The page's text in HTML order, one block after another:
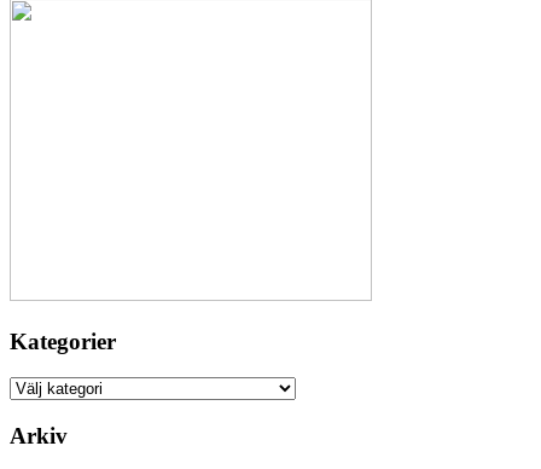
Kategorier
Kategorier
Arkiv